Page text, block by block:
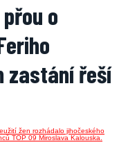
o
zastání řeší